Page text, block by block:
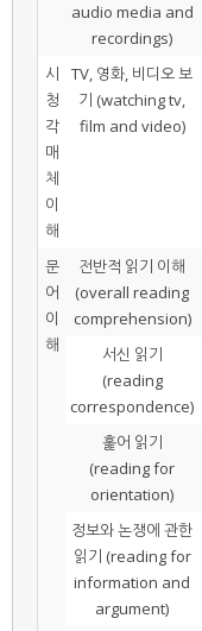
audio media and
recordings)
시
청
각
매
체
이
해
TV, 영화, 비디오 보
기 (watching tv,
film and video)
문
어
이
해
전반적 읽기 이해
(overall reading
comprehension)
서신 읽기
(reading
correspondence)
훑어 읽기
(reading for
orientation)
정보와 논쟁에 관한
읽기 (reading for
information and
argument)